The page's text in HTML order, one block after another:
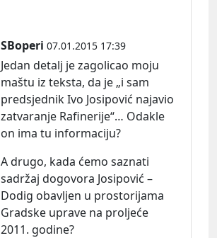
SBoperi 07.01.2015 17:39
Jedan detalj je zagolicao moju
maštu iz teksta, da je „i sam
predsjednik Ivo Josipović najavio
zatvaranje Rafinerije“… Odakle
on ima tu informaciju?
A drugo, kada ćemo saznati
sadržaj dogovora Josipović –
Dodig obavljen u prostorijama
Gradske uprave na proljeće
2011. godine?